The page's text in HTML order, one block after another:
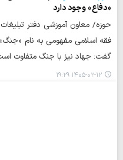
«دفاع» وجود دارد
حوزه/ معاون آموزشی دفتر
فقه اسلامی مفهومی به نام
گفت: جهاد نیز با جنگ متفاوت
۱۴۰۵-۰۲-۱۲ ۱۹:۲۹